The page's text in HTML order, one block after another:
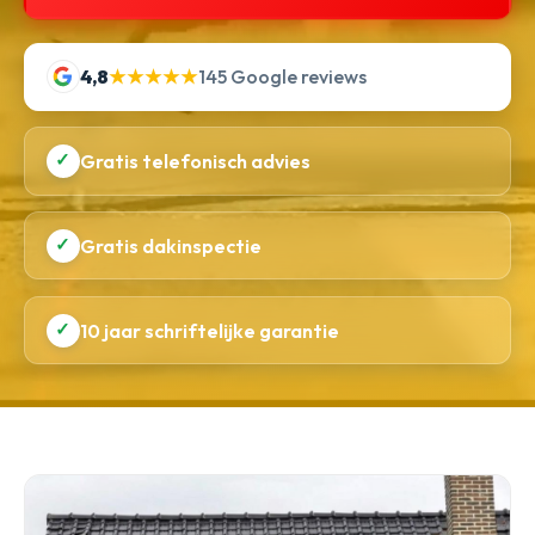
4,8★★★★★145 Google reviews
✓ Gratis telefonisch advies
✓ Gratis dakinspectie
✓ 10 jaar schriftelijke garantie